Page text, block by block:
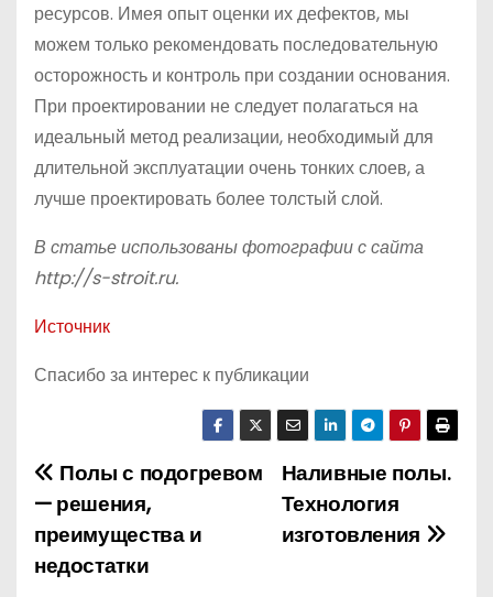
ресурсов. Имея опыт оценки их дефектов, мы
можем только рекомендовать последовательную
осторожность и контроль при создании основания.
При проектировании не следует полагаться на
идеальный метод реализации, необходимый для
длительной эксплуатации очень тонких слоев, а
лучше проектировать более толстый слой.
В статье использованы фотографии с сайта
http://s-stroit.ru.
Источник
Спасибо за интерес к публикации
Н
а
в
Наливные полы.
Технология
изготовления
Полы с подогревом
— решения,
преимущества и
недостатки